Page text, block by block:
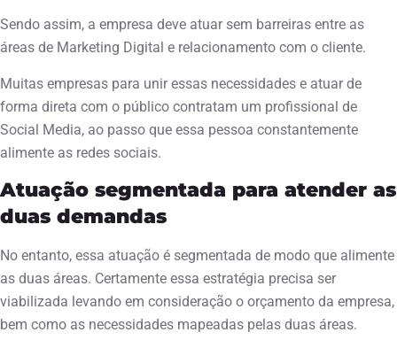
Sendo assim, a empresa deve atuar sem barreiras entre as
áreas de Marketing Digital e relacionamento com o cliente.
Muitas empresas para unir essas necessidades e atuar de
forma direta com o público contratam um profissional de
Social Media, ao passo que essa pessoa constantemente
alimente as redes sociais.
Atuação segmentada para atender as
duas demandas
No entanto, essa atuação é segmentada de modo que alimente
as duas áreas. Certamente essa estratégia precisa ser
viabilizada levando em consideração o orçamento da empresa,
bem como as necessidades mapeadas pelas duas áreas.